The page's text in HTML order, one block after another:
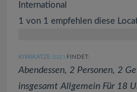
International
1 von 1 empfehlen diese
KIWIKATZE (122 ) FINDET:
Abendessen, 2 Personen, 2
insgesamt Allgemein Für 18